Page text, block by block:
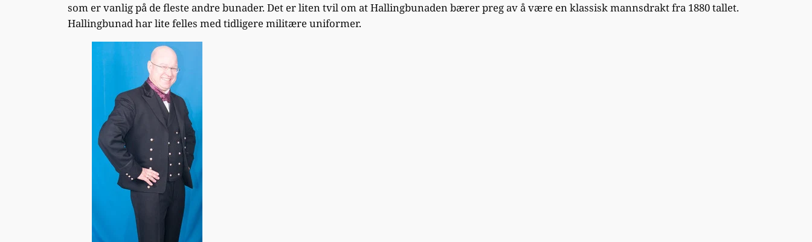
som er vanlig på de fleste andre bunader. Det er liten tvil om at Hallingbunaden bærer preg av å være en klassisk mannsdrakt fra 1880 tallet.
Hallingbunad har lite felles med tidligere militære uniformer.